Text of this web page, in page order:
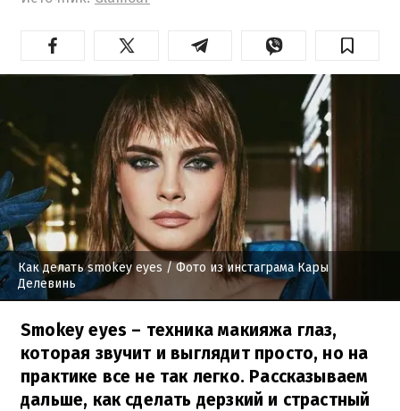
Как делать smokey eyes / Фото из инстаграма Кары
Делевинь
Smokey eyes – техника макияжа глаз,
которая звучит и выглядит просто, но на
практике все не так легко. Рассказываем
дальше, как сделать дерзкий и страстный